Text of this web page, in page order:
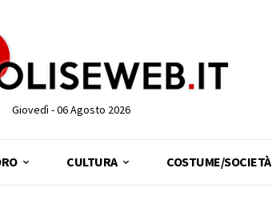
Giovedì - 06 Agosto 2026
CULTURA COSTUME/SOCIETÀ